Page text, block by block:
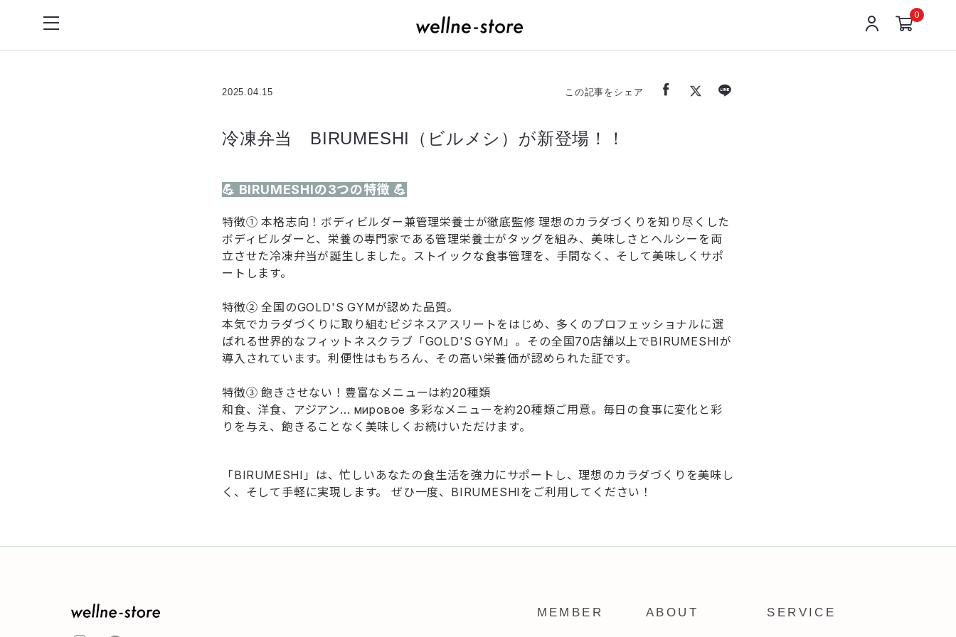
0
2025.04.15 この記事をシェア
冷凍弁当 BIRUMESHI（ビルメシ）が新登場！！
💪 BIRUMESHIの3つの特徴 💪
特徴① 本格志向！ボディビルダー兼管理栄養士が徹底監修 理想のカラダづくりを知り尽くした
ボディビルダーと、栄養の専門家である管理栄養士がタッグを組み、美味しさとヘルシーを両
立させた冷凍弁当が誕生しました。ストイックな食事管理を、手間なく、そして美味しくサポ
ートします。
特徴② 全国のGOLD'S GYMが認めた品質。
本気でカラダづくりに取り組むビジネスアスリートをはじめ、多くのプロフェッショナルに選
ばれる世界的なフィットネスクラブ「GOLD'S GYM」。その全国70店舗以上でBIRUMESHIが
導入されています。利便性はもちろん、その高い栄養価が認められた証です。
特徴③ 飽きさせない！豊富なメニューは約20種類
和食、洋食、アジアン… мировое 多彩なメニューを約20種類ご用意。毎日の食事に変化と彩
りを与え、飽きることなく美味しくお続けいただけます。
「BIRUMESHI」は、忙しいあなたの食生活を強力にサポートし、理想のカラダづくりを美味し
く、そして手軽に実現します。 ぜひ一度、BIRUMESHIをご利用してください！
MEMBER ABOUT SERVICE